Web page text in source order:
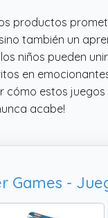
productos
también un
niños pueden
en
cómo estos
acabe!